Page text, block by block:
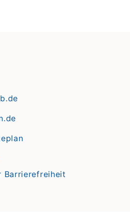
Barrierefreiheit